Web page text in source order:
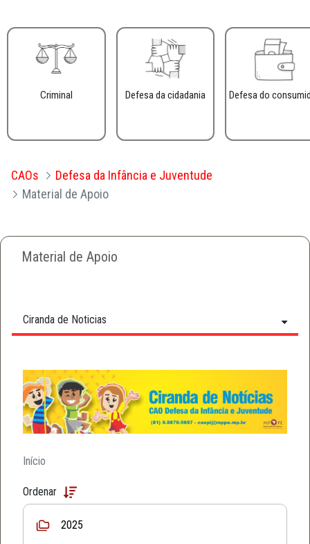
Criminal Defesa da cidadania Defesa do
CAOs
Defesa da Infância e Juventude
Material de Apoio
Material de Apoio
Ciranda de Noticias
Início
Ordenar
2025